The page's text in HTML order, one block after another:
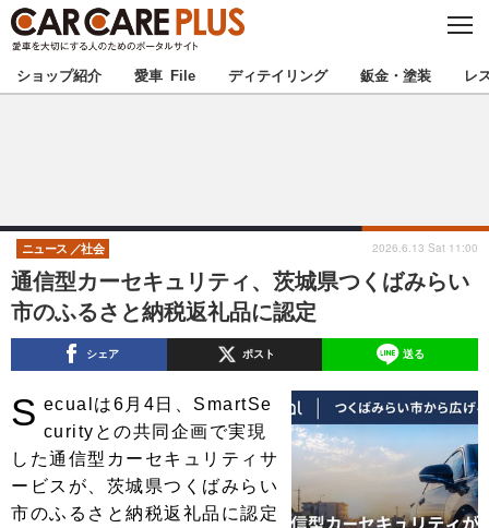
C
S
E
★カーケアプラス認定★ 厳選プロショップを地域から探す
甲信越 北陸
東海 関西
中国 四国
九州
注目の記事
ショップレポート 愛車 File
ディテイリング
ショップ紹介 愛車 File ディテイリング 鈑金・塗装 レ
通信型カーセキュリティ、茨城県つくばみらい
市のふるさと納税返礼品に認定
ニュース 社会 2026.6.13 Sat 11:00
シェア ポスト 送る
S ecualは6月4日、SmartSe
curityとの共同企画で実現
した通信型カーセキュリティサ
ービスが、茨城県つくばみらい
市のふるさと納税返礼品に認定